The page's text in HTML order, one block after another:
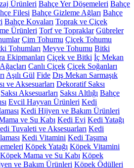
Ürünleri Bahçe Yer Döşemeleri Bahçe
Filesi Bahçe Gizleme Ağları Bahçe
Bahçe Kovaları Toprak ve Çiçek
Ürünleri Torf ve Topraklar Gübreler
Çim Tohumu Çiçek Tohumu
Tohumları Meyve Tohumu Bitki
Ekipmanları Çiçek ve Bitki İç Mekan
Canlı Çiçek Çiçek Soğanları
Aşılı Gül Fide Dış Mekan Sarmaşık
ve Aksesuarları Dekoratif Saksı
Saksı Aksesuarları Saksı Altlığı Bahçe
Evcil Hayvan Ürünleri Kedi
Kedi Hijyen ve Bakım Ürünleri
ve Su Kabı Kedi Evi Kedi Yatağı
Tuvaleti ve Aksesuarları Kedi
Kedi Vitamini Kedi Taşıma
Köpek Yatağı Köpek Vitamini
Köpek Mama ve Su Kabı Köpek
ve Bakım Ürünleri Köpek Ödülleri